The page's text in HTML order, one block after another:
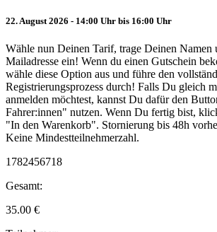
22. August 2026 - 14:00 Uhr bis 16:00 Uhr
Wähle nun Deinen Tarif, trage Deinen Namen
Mailadresse ein! Wenn du einen Gutschein
wähle diese Option aus und führe den
Registrierungsprozess durch! Falls Du gleich
anmelden möchtest, kannst Du dafür den
Fahrer:innen" nutzen. Wenn Du fertig bist,
"In den Warenkorb". Stornierung bis 48h
Keine Mindestteilnehmerzahl.
1782456718
Gesamt:
35.00 €